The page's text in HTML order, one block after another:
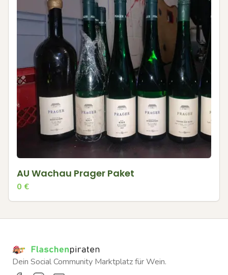
AU Wachau Prager Paket
0 €
Dein Social Community Marktplatz für Wein.